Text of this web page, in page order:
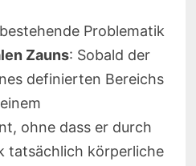
Problematik
Zauns: Sobald der
definierten Bereichs
ohne dass er durch
tatsächlich körperliche